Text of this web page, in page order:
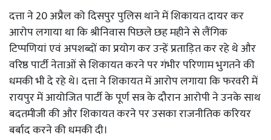
दत्ता ने 20 अप्रैल को दिसपुर पुलिस थाने में शिकायत दायर कर
आरोप लगाया था कि श्रीनिवास पिछले छह महीने से लैंगिक
टिप्पणियां एवं अपशब्दों का प्रयोग कर उन्हें प्रताड़ित कर रहे थे और
वरिष्ठ पार्टी नेताओं से शिकायत करने पर गंभीर परिणाम भुगतने की
धमकी भी दे रहे थे। दत्ता ने शिकायत में आरोप लगाया कि फरवरी में
रायपुर में आयोजित पार्टी के पूर्ण सत्र के दौरान आरोपी ने उनके साथ
बदतमीजी की और शिकायत करने पर उसका राजनीतिक करियर
बर्बाद करने की धमकी दी।